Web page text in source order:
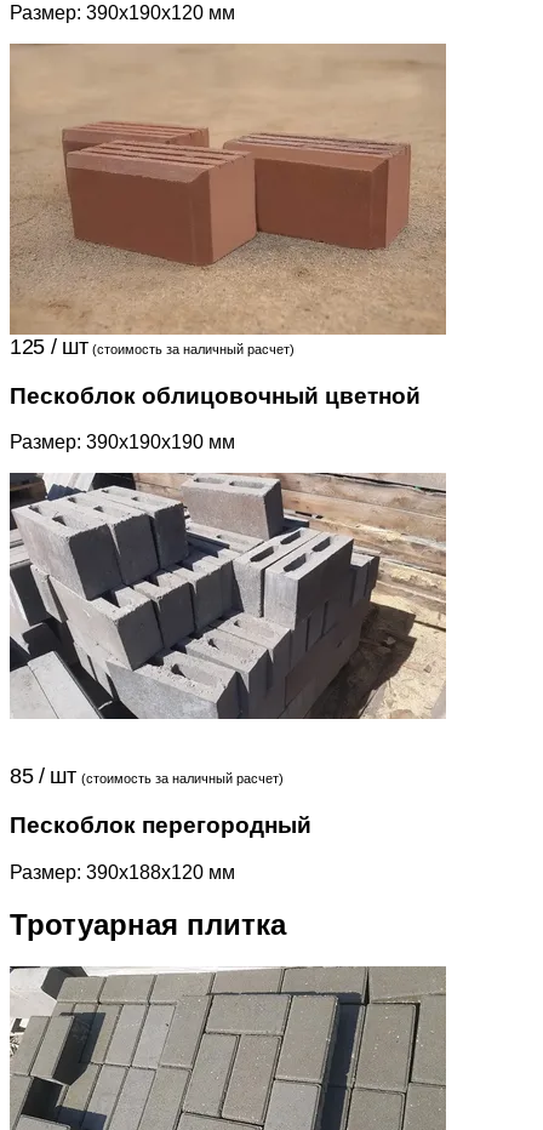
Размер: 390x190x120 мм
125 / шт (стоимость за наличный расчет)
Пескоблок облицовочный цветной
Размер: 390х190х190 мм
85 / шт (стоимость за наличный расчет)
Пескоблок перегородный
Размер: 390x188x120 мм
Тротуарная плитка